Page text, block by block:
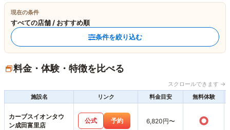
現在の条件
すべての店舗 / おすすめ順
条件を絞り込む
料金・体験・特徴を比べる
スクロールできます →
施設名
リンク 料金目安 無料体験
カーブスイオンタウ
ン成田富里店
公式 予約 6,820円〜 ○